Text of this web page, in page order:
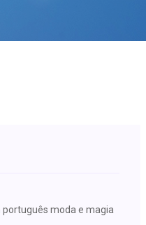
português moda e magia